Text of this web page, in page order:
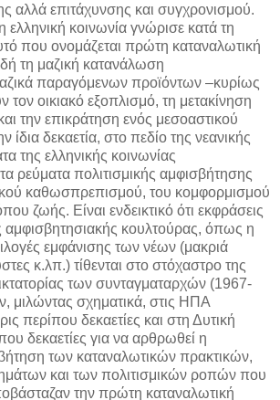
αλλά επιτάχυνσης και συγχρονισμού.
ελληνική κοινωνία γνώρισε κατά τη
που ονομάζεται πρώτη καταναλωτική
τη μαζική κατανάλωση
παραγόμενων προϊόντων –κυρίως
οικιακό εξοπλισμό, τη μετακίνηση
την επικράτηση ενός μεσοαστικού
δεκαετία, στο πεδίο της νεανικής
της ελληνικής κοινωνίας
ρεύματα πολιτισμικής αμφισβήτησης
καθωσπρεπισμού, του κομφορμισμού
ζωής. Είναι ενδεικτικό ότι εκφράσεις
αμφισβητησιακής κουλτούρας, όπως η
εμφάνισης των νέων (μακριά
κ.λπ.) τίθενται στο στόχαστρο της
των συνταγματαρχών (1967-
μιλώντας σχηματικά, στις ΗΠΑ
περίπου δεκαετίες και στη Δυτική
δεκαετίες για να αρθρωθεί η
των καταναλωτικών πρακτικών,
και των πολιτισμικών ροπών που
την πρώτη καταναλωτική